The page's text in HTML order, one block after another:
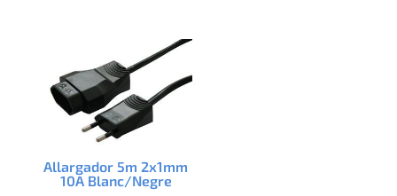
Allargador 5m 2x1mm
10A Blanc/Negre